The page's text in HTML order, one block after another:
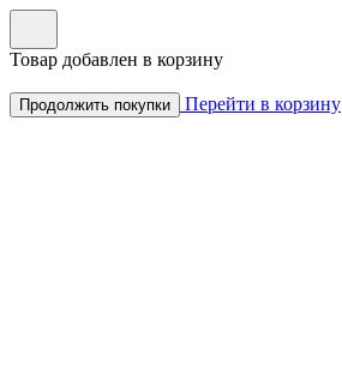
Товар добавлен в корзину
Продолжить покупки Перейти в корзину